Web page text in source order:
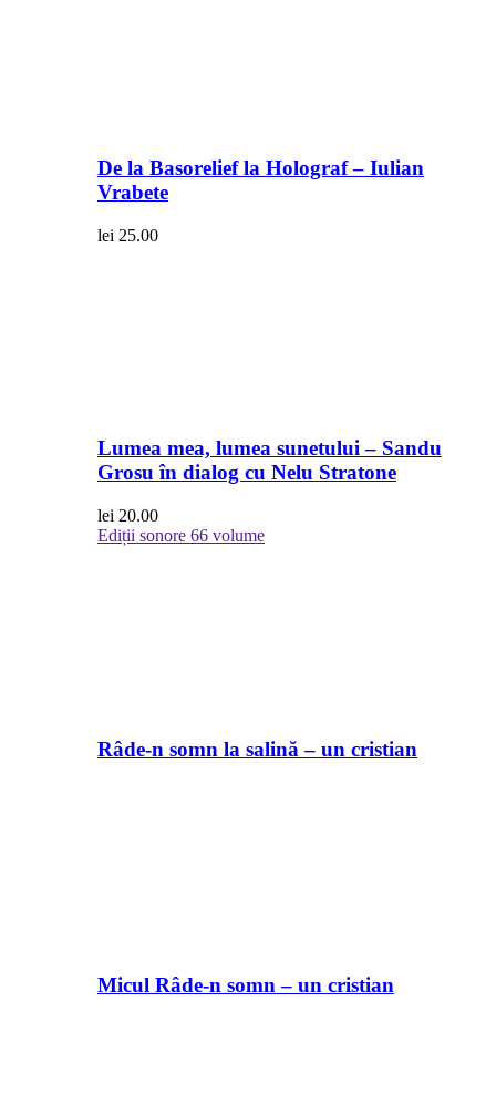
De la Basorelief la Holograf – Iulian
Vrabete
lei 25.00
Lumea mea, lumea sunetului – Sandu
Grosu în dialog cu Nelu Stratone
lei 20.00
Ediții sonore 66 volume
Râde-n somn la salină – un cristian
Micul Râde-n somn – un cristian